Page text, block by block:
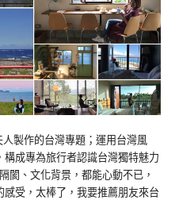
人製作的台灣專題；運用台灣風
成專為旅行者認識台灣獨特魅力
閡、文化背景，都能心動不已，
受，太棒了，我要推薦朋友來台